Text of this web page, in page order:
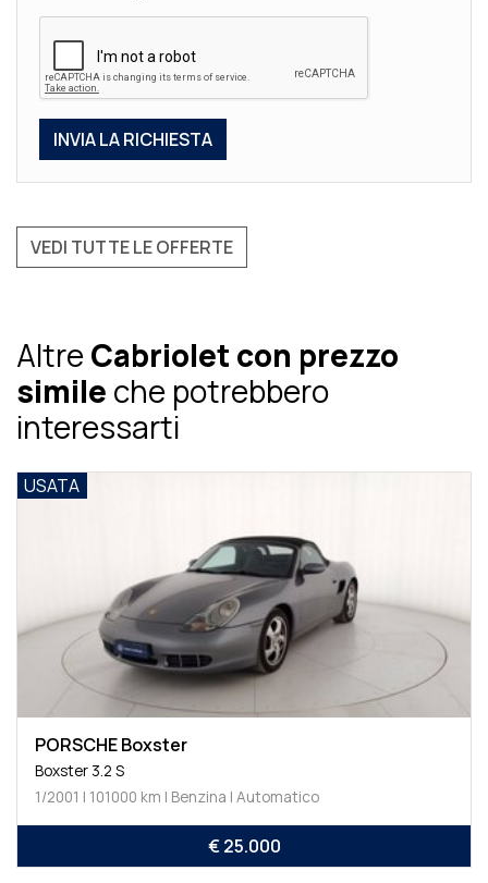
VEDI TUTTE LE OFFERTE
AltreCabriolet con prezzo
simile che potrebbero
interessarti
USATA
PORSCHE Boxster
Boxster 3.2 S
1/2001 | 101000 km | Benzina | Automatico
€ 25.000